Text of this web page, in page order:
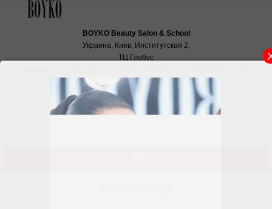
BOYKO Beauty Salon & School
Украина, Киев, Институтская 2,
ТЦ Глобус